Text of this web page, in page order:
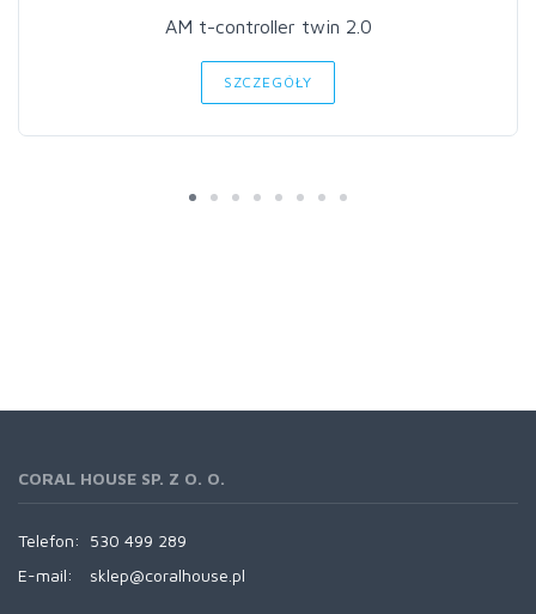
AM t-controller twin 2.0
SZCZEGÓŁY
CORAL HOUSE SP. Z O. O.
Telefon:
530 499 289
E-mail:
sklep@coralhouse.pl